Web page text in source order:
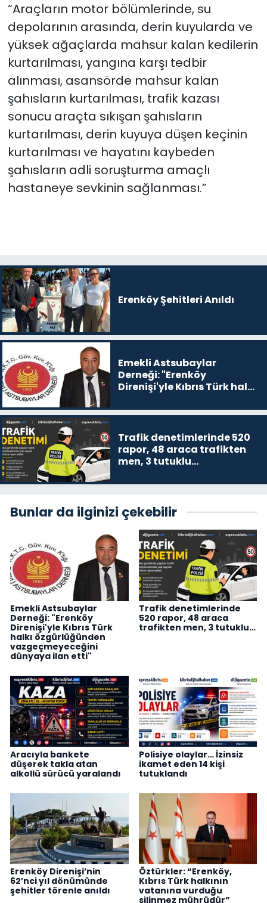
“Araçların motor bölümlerinde, su
depolarının arasında, derin kuyularda ve
yüksek ağaçlarda mahsur kalan kedilerin
kurtarılması, yangına karşı tedbir
alınması, asansörde mahsur kalan
şahısların kurtarılması, trafik kazası
sonucu araçta sıkışan şahısların
kurtarılması, derin kuyuya düşen keçinin
kurtarılması ve hayatını kaybeden
şahısların adli soruşturma amaçlı
hastaneye sevkinin sağlanması.”
Erenköy Şehitleri Anıldı
Emekli Astsubaylar
Derneği: "Erenköy
Direnişi'yle Kıbrıs Türk halkı
vazgeçmeyeceğini
Trafik denetimlerinde 520
rapor, 48 araca trafikten
men, 3 tutuklu…
Bunlar da ilginizi çekebilir
Emekli Astsubaylar
Derneği: "Erenköy
Direnişi'yle Kıbrıs Türk
halkı özgürlüğünden
vazgeçmeyeceğini
dünyaya ilan etti"
Trafik denetimlerinde
520 rapor, 48 araca
trafikten men, 3 tutuklu…
Aracıyla bankete
düşerek takla atan
alkollü sürücü yaralandı
Polisiye olaylar… İzinsiz
ikamet eden 14 kişi
tutuklandı
Erenköy Direnişi’nin
62’nci yıl dönümünde
şehitler törenle anıldı
Öztürkler: “Erenköy,
Kıbrıs Türk halkının
vatanına vurduğu
silinmez mührüdür”